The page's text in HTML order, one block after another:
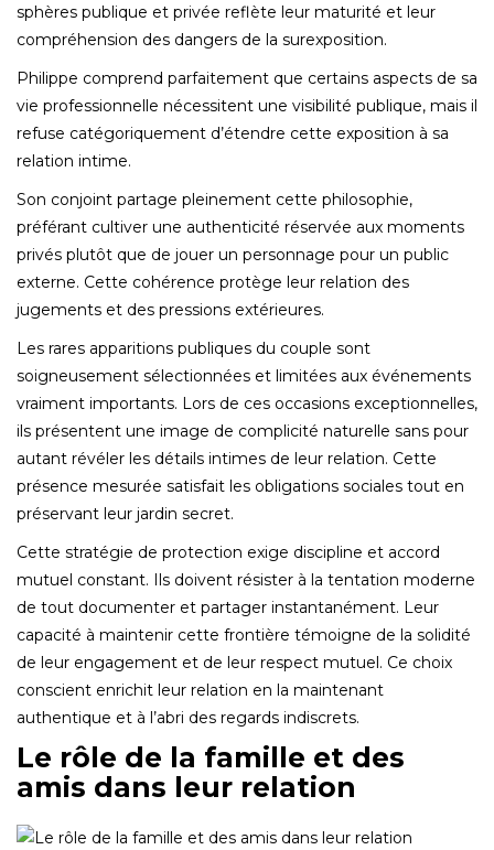
sphères publique et privée reflète leur maturité et leur
compréhension des dangers de la surexposition.
Philippe comprend parfaitement que certains aspects de sa
vie professionnelle nécessitent une visibilité publique, mais il
refuse catégoriquement d’étendre cette exposition à sa
relation intime.
Son conjoint partage pleinement cette philosophie,
préférant cultiver une authenticité réservée aux moments
privés plutôt que de jouer un personnage pour un public
externe. Cette cohérence protège leur relation des
jugements et des pressions extérieures.
Les rares apparitions publiques du couple sont
soigneusement sélectionnées et limitées aux événements
vraiment importants. Lors de ces occasions exceptionnelles,
ils présentent une image de complicité naturelle sans pour
autant révéler les détails intimes de leur relation. Cette
présence mesurée satisfait les obligations sociales tout en
préservant leur jardin secret.
Cette stratégie de protection exige discipline et accord
mutuel constant. Ils doivent résister à la tentation moderne
de tout documenter et partager instantanément. Leur
capacité à maintenir cette frontière témoigne de la solidité
de leur engagement et de leur respect mutuel. Ce choix
conscient enrichit leur relation en la maintenant
authentique et à l’abri des regards indiscrets.
Le rôle de la famille et des
amis dans leur relation